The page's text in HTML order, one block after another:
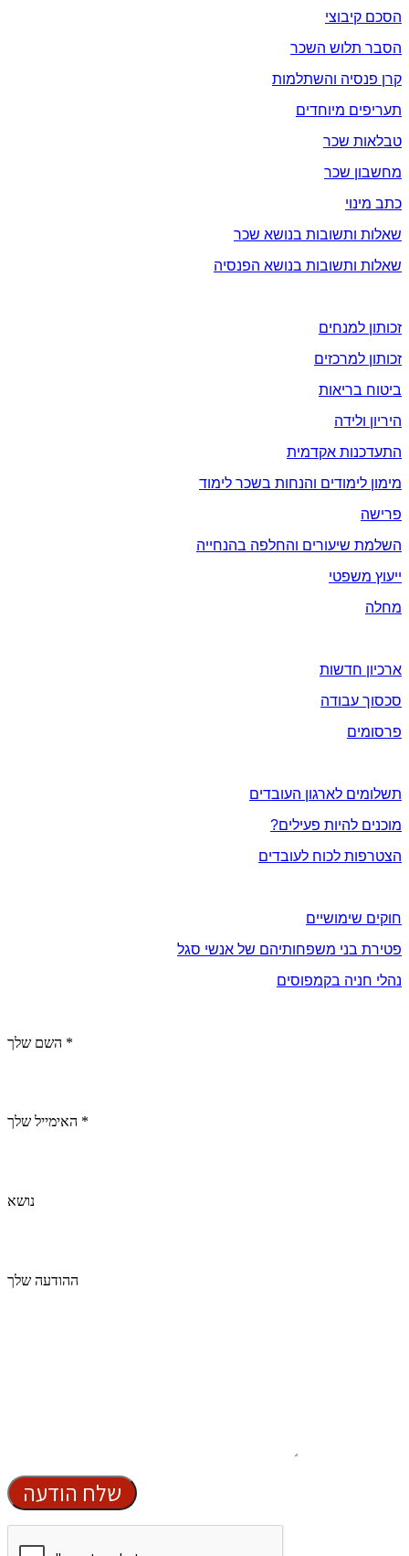
הסכם קיבוצי
הסבר תלוש השכר
קרן פנסיה והשתלמות
תעריפים מיוחדים
טבלאות שכר
מחשבון שכר
כתב מינוי
שאלות ותשובות בנושא שכר
שאלות ותשובות בנושא הפנסיה
זכותון למנחים
זכותון למרכזים
ביטוח בריאות
היריון ולידה
התעדכנות אקדמית
מימון לימודים והנחות בשכר לימוד
פרישה
השלמת שיעורים והחלפה בהנחייה
ייעוץ משפטי
מחלה
ארכיון חדשות
סכסוך עבודה
פרסומים
תשלומים לארגון העובדים
מוכנים להיות פעילים?
הצטרפות לכוח לעובדים
חוקים שימושיים
פטירת בני משפחותיהם של אנשי סגל
נהלי חניה בקמפוסים
השם שלך *
האימייל שלך *
נושא
ההודעה שלך